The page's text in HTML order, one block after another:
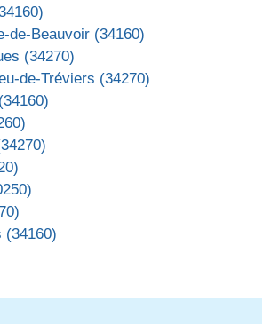
de-Beauvoir (34160)
(34270)
de-Tréviers (34270)
(34160)